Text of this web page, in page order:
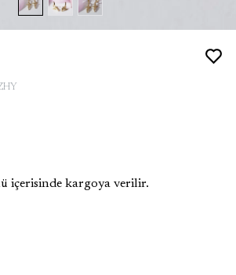
içerisinde kargoya verilir.